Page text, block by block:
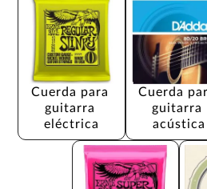
Cuerda para
guitarra
eléctrica
Cuerda
guitarra
acústica